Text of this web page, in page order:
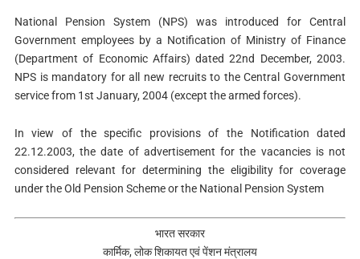
National Pension System (NPS) was introduced for Central
Government employees by a Notification of Ministry of Finance
(Department of Economic Affairs) dated 22nd December, 2003.
NPS is mandatory for all new recruits to the Central Government
service from 1st January, 2004 (except the armed forces).
In view of the specific provisions of the Notification dated
22.12.2003, the date of advertisement for the vacancies is not
considered relevant for determining the eligibility for coverage
under the Old Pension Scheme or the National Pension System
भारत सरकार
कार्मिक, लोक शिकायत एवं पेंशन मंत्रालय